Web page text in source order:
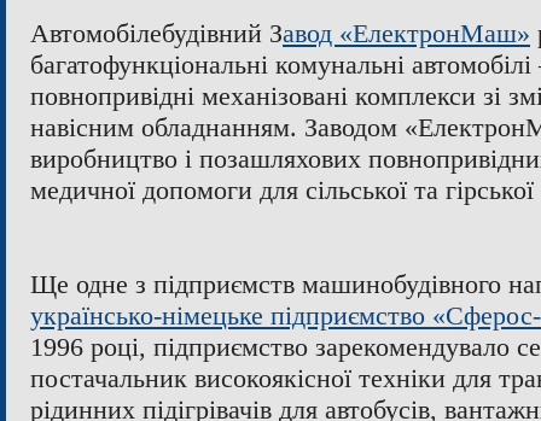
Автомобілебудівний Завод «ЕлектронМаш»
багатофункціональні комунальні автомобілі
повнопривідні механізовані комплекси зі
навісним обладнанням. Заводом
виробництво і позашляхових
медичної допомоги для сільської та
Ще одне з підприємств машинобудівного
українсько-німецьке підприємство
1996 році, підприємство зарекомендувало
постачальник високоякісної техніки для
рідинних підігрівачів для автобусів,